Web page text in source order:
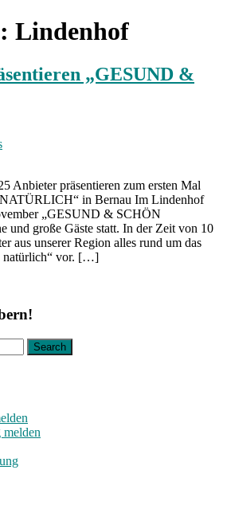
Lindenhof
„GESUND &
Anbieter präsentieren zum ersten Mal
in Bernau Im Lindenhof
„GESUND & SCHÖN
große Gäste statt. In der Zeit von 10
aus unserer Region alles rund um das
natürlich“ vor. […]
melden